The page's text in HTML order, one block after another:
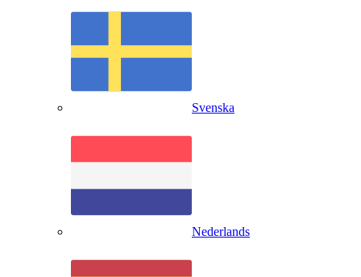
Svenska
Nederlands